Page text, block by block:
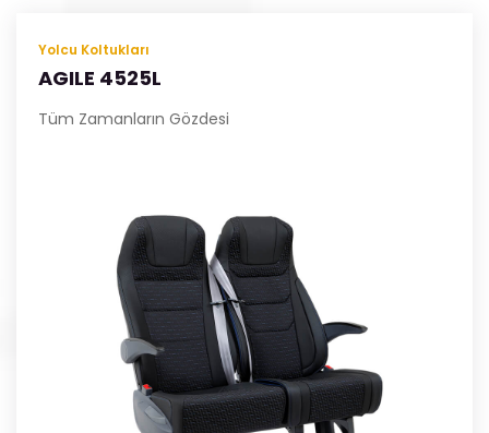
Yolcu Koltukları
AGILE 4525L
Tüm Zamanların Gözdesi